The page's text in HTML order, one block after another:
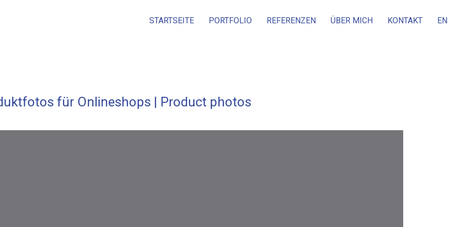
STARTSEITE PORTFOLIO REFERENZEN ÜBER MICH KONTAKT EN
für Onlineshops | Product photos